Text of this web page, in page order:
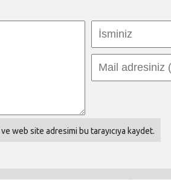
web site adresimi bu tarayıcıya kaydet.